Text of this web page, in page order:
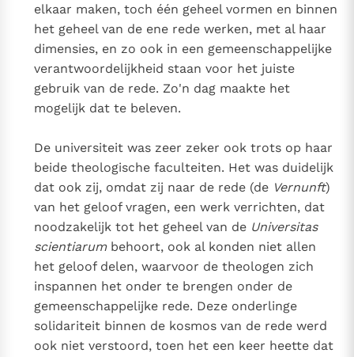
elkaar maken, toch één geheel vormen en binnen
het geheel van de ene rede werken, met al haar
dimensies, en zo ook in een gemeenschappelijke
verantwoordelijkheid staan voor het juiste
gebruik van de rede. Zo'n dag maakte het
mogelijk dat te beleven.
De universiteit was zeer zeker ook trots op haar
beide theologische faculteiten. Het was duidelijk
dat ook zij, omdat zij naar de rede (de Vernunft)
van het geloof vragen, een werk verrichten, dat
noodzakelijk tot het geheel van de Universitas
scientiarumbehoort, ook al konden niet allen
het geloof delen, waarvoor de theologen zich
inspannen het onder te brengen onder de
gemeenschappelijke rede. Deze onderlinge
solidariteit binnen de kosmos van de rede werd
ook niet verstoord, toen het een keer heette dat